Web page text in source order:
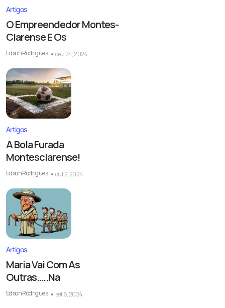
Artigos
O Empreendedor Montes-
Clarense E Os
Edson Rodrigues dez 24, 2024
Artigos
A Bola Furada
Montesclarense!
Edson Rodrigues out 2, 2024
Artigos
Maria Vai Com As
Outras…..Na
Edson Rodrigues set 6, 2024